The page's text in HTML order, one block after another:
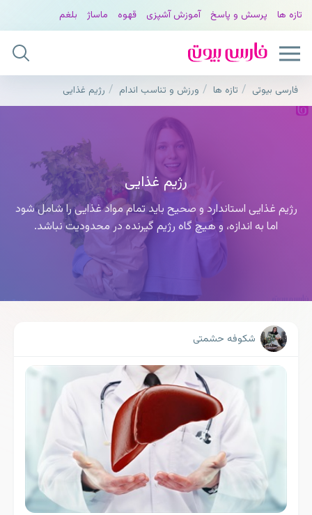
تازه ها پرسش و پاسخ آموزش آشپزی قهوه ماساژ بلغم
فارسی بیوتی تازه ها ورزش و تناسب اندام رژیم غذایی
رژیم غذایی
رژیم غذایی استاندارد و صحیح باید تمام مواد غذایی را شامل شود
اما به اندازه، و هیچ گاه رژیم گیرنده در محدودیت نباشد.
شکوفه حشمتی